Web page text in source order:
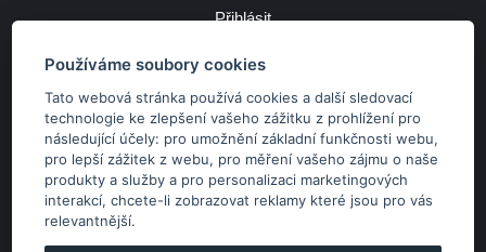
Používáme soubory cookies
Tato webová stránka používá cookies a další sledovací
technologie ke zlepšení vašeho zážitku z prohlížení pro
následující účely: pro umožnění základní funkčnosti webu,
pro lepší zážitek z webu, pro měření vašeho zájmu o naše
produkty a služby a pro personalizaci marketingových
interakcí,chcete-li zobrazovat reklamy které jsou pro vás
relevantnější.
Přihlásit
JAZYK
Kč €